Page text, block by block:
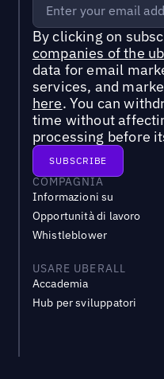
By clicking on
companies of the
data for email
services, and
here. You can
time without
processing before
COMPAGNIA
Informazioni su
Opportunità di lavoro
Whistleblower
USARE UBERALL
Accademia
Hub per sviluppatori